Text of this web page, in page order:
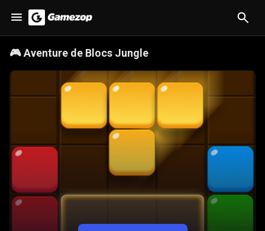
🎮Aventure de Blocs Jungle